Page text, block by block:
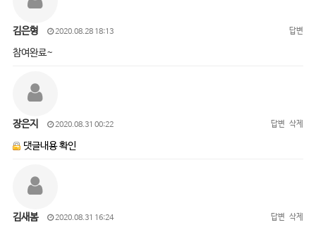
김은형 2020.08.28 18:13 답변
참여완료~
장은지 2020.08.31 00:22 답변 삭제
댓글내용 확인
김새봄 2020.08.31 16:24 답변 삭제